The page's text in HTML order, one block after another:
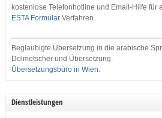
kostenlose Telefonhotline und Email-Hilfe für
ESTA FormularVerfahren.
Beglaubigte Übersetzung in die arabische
Dolmetscher und Übersetzung.
Übersetzungsbüro in Wien.
Dienstleistungen